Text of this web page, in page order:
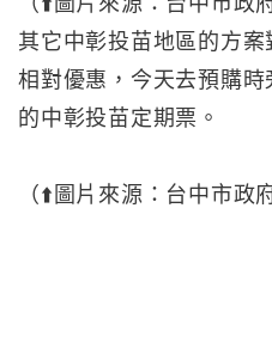
其它中彰投苗地區的方
相對優惠，今天去預購
的中彰投苗定期票。
（⬆️圖片來源：台中市政府